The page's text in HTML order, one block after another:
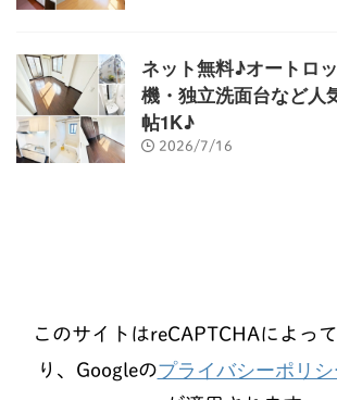
ネット無料♪オートロ
機・独立洗面台など人
帖1K♪
2026/7/16
このサイトはreCAPTCHAによっ
り、Googleのプライバシーポリ